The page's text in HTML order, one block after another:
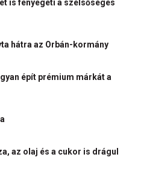
is fenyegeti a szélsőséges
hátra az Orbán-kormány
épít prémium márkát a
az olaj és a cukor is drágul